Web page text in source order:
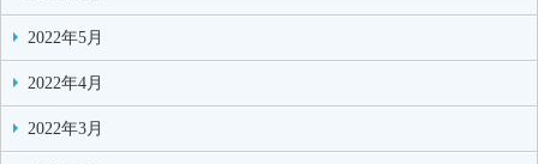
2022年5月
2022年4月
2022年3月